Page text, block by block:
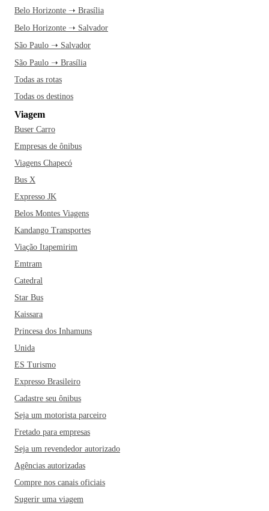
Belo Horizonte ➝ Brasília
Belo Horizonte ➝ Salvador
São Paulo ➝ Salvador
São Paulo ➝ Brasília
Todas as rotas
Todas os destinos
Viagem
Buser Carro
Empresas de ônibus
Viagens Chapecó
Bus X
Expresso JK
Belos Montes Viagens
Kandango Transportes
Viação Itapemirim
Emtram
Catedral
Star Bus
Kaissara
Princesa dos Inhamuns
Unida
ES Turismo
Expresso Brasileiro
Cadastre seu ônibus
Seja um motorista parceiro
Fretado para empresas
Seja um revendedor autorizado
Agências autorizadas
Compre nos canais oficiais
Sugerir uma viagem